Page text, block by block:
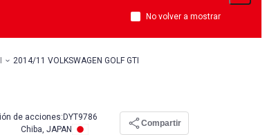
No volver a mostrar
2014/11 VOLKSWAGEN GOLF GTI
de acciones: DYT9786
Chiba, JAPAN
Compartir